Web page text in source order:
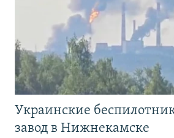
Украинские
завод в Нижнекамске